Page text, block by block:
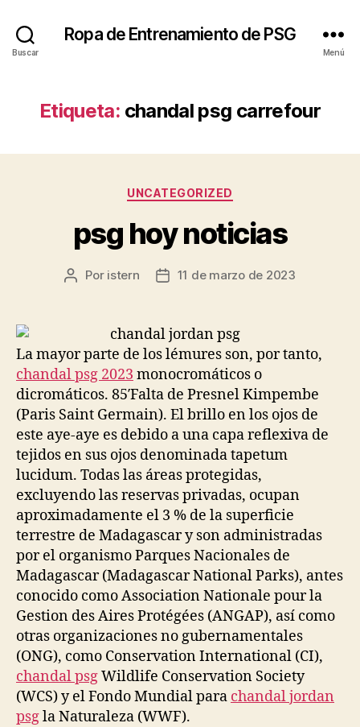
Buscar
Ropa de Entrenamiento de PSG
Menú
Etiqueta: chandal psg carrefour
Categorías
UNCATEGORIZED
psg hoy noticias
Autor
entrada
Por istern
Fecha
entrada
11 de marzo de 2023
La mayor parte de los lémures son, por tanto,
chandal psg 2023 monocromáticos o
dicromáticos. 85′Falta de Presnel Kimpembe
(Paris Saint Germain). El brillo en los ojos de
este aye-aye es debido a una capa reflexiva de
tejidos en sus ojos denominada tapetum
lucidum. Todas las áreas protegidas,
excluyendo las reservas privadas, ocupan
aproximadamente el 3 % de la superficie
terrestre de Madagascar y son administradas
por el organismo Parques Nacionales de
Madagascar (Madagascar National Parks), antes
conocido como Association Nationale pour la
Gestion des Aires Protégées (ANGAP), así como
otras organizaciones no gubernamentales
(ONG), como Conservation International (CI),
chandal psgWildlife Conservation Society
(WCS) y el Fondo Mundial para chandal jordan
psgla Naturaleza (WWF).